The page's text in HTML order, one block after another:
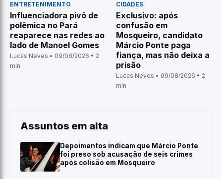
ENTRETENIMENTO
Influenciadora pivô de
polêmica no Pará
reaparece nas redes ao
lado de Manoel Gomes
Lucas Neves • 09/08/2026 • 2
min
CIDADES
Exclusivo: após
confusão em
Mosqueiro, candidato
Márcio Ponte paga
fiança, mas não deixa a
prisão
Lucas Neves • 09/08/2026 • 2
min
Assuntos em alta
Depoimentos indicam que Márcio Ponte
foi preso sob acusação de seis crimes
após colisão em Mosqueiro